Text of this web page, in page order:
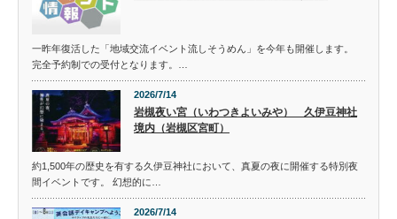
一昨年復活した「地域交流イベント流しそうめん」を今年も開催します。
完全予約制での受付となります。…
2026/7/14
岩槻夜い宮（いわつきよいみや） 久伊豆神社
境内（岩槻区宮町）
約1,500年の歴史を有する久伊豆神社において、真夏の夜に開催する特別夜
間イベントです。 幻想的に…
2026/7/14